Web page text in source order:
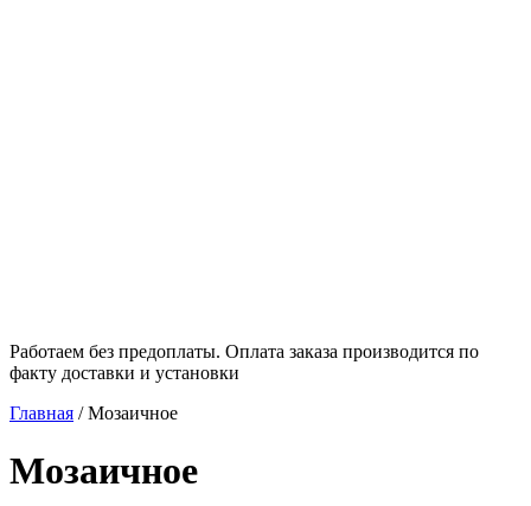
Работаем без предоплаты. Оплата заказа производится по
факту доставки и установки
Главная /Мозаичное
Мозаичное